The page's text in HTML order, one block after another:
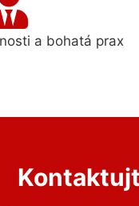
a bohatá prax